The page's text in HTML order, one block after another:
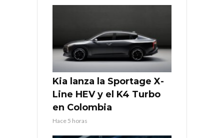
Kia lanza la Sportage X-
Line HEV y el K4 Turbo
en Colombia
Hace 5 horas